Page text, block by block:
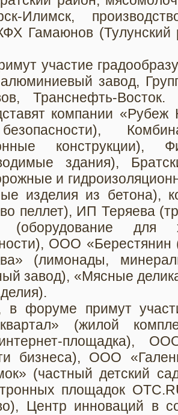
Илимск,
Гамаюнов (Тулунский
участие
завод,
Транснефть-
компании
здания),
и
изделия из бетона),
пеллет), ИП Теряева
(оборудование для
ООО
(лимонады,
завод), «Мясные
в форуме примут
(жилой
площадка),
бизнеса), ООО
(частный детский
площадок
Центр инноваций в